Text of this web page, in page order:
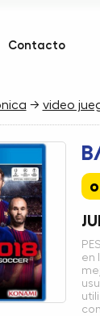
Contacto
→ video
en